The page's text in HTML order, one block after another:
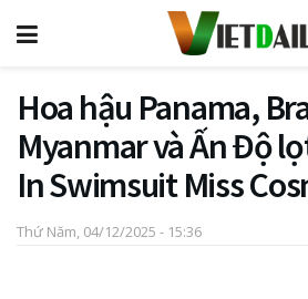
Hoa hậu Panama,
Myanmar và Ấn Độ
In Swimsuit Miss
Thứ Năm, 04/12/2025 - 15:36